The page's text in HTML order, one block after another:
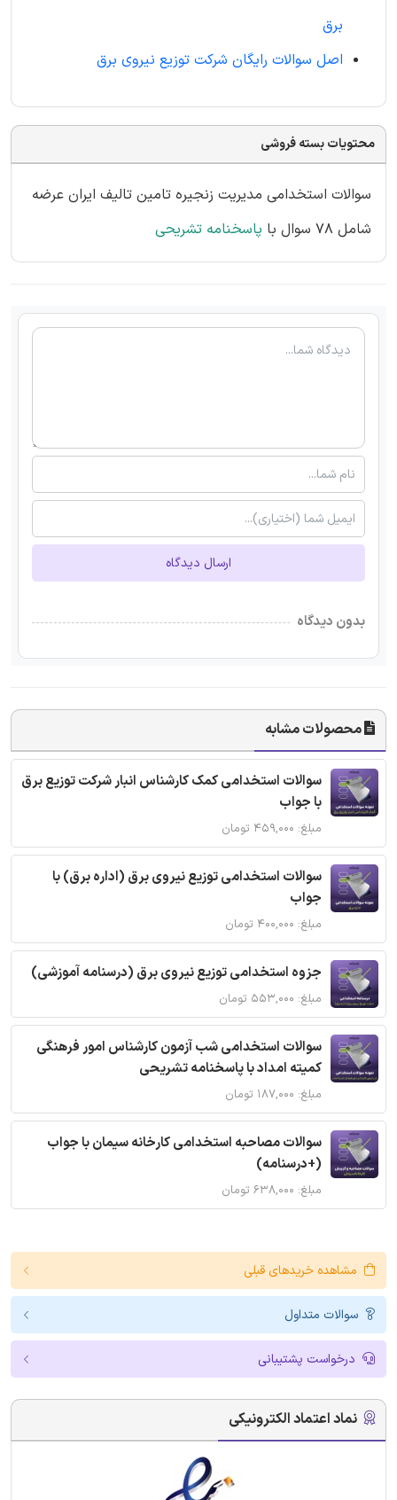
برق
اصل سوالات رایگان شرکت توزیع نیروی برق
محتویات بسته فروشی
سوالات استخدامی مدیریت زنجیره تامین تالیف ایران عرضه
شامل 78 سوال با
پاسخنامه تشریحی
ارسال دیدگاه
بدون دیدگاه
محصولات مشابه
سوالات استخدامی کمک کارشناس انبار شرکت توزیع برق
با جواب
مبلغ: ۴۵۹,۰۰۰ تومان
سوالات استخدامی توزیع نیروی برق (اداره برق) با
جواب
مبلغ: ۴۰۰,۰۰۰ تومان
جزوه استخدامی توزیع نیروی برق (درسنامه آموزشی)
مبلغ: ۵۵۳,۰۰۰ تومان
سوالات استخدامی شب آزمون کارشناس امور فرهنگی
کمیته امداد با پاسخنامه تشریحی
مبلغ: ۱۸۷,۰۰۰ تومان
سوالات مصاحبه استخدامی کارخانه سیمان با جواب
(+درسنامه)
مبلغ: ۶۳۸,۰۰۰ تومان
مشاهده خریدهای قبلی
سوالات متداول
درخواست پشتیبانی
نماد اعتماد الکترونیکی